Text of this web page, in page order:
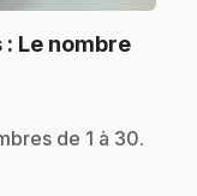
Le nombre
de 1 à 30.